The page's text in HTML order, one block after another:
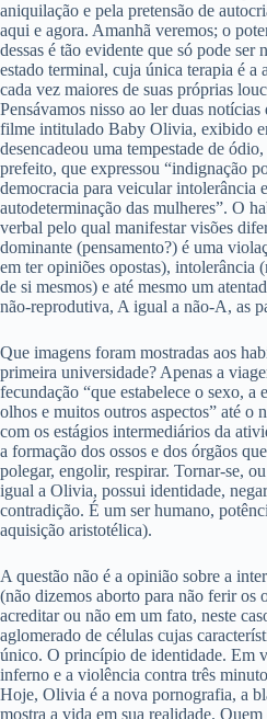
aniquilação e pela pretensão de
aqui e agora. Amanhã veremos; o
dessas é tão evidente que só pode
estado terminal, cuja única terapia é a
cada vez maiores de suas próprias
Pensávamos nisso ao ler duas
filme intitulado Baby Olivia, exibido
desencadeou uma tempestade de
prefeito, que expressou “indignação
democracia para veicular intolerância
autodeterminação das mulheres”. O
verbal pelo qual manifestar visões
dominante (pensamento?) é uma
em ter opiniões opostas), intolerância
de si mesmos) e até mesmo um
não-reprodutiva, A igual a não-A, as
Que imagens foram mostradas aos
primeira universidade? Apenas a
fecundação “que estabelece o sexo, a
olhos e muitos outros aspectos” até o
com os estágios intermediários da
a formação dos ossos e dos órgãos
polegar, engolir, respirar. Tornar-se,
igual a Olivia, possui identidade,
contradição. É um ser humano,
aquisição aristotélica).
A questão não é a opinião sobre a
(não dizemos aborto para não ferir os
acreditar ou não em um fato, neste
aglomerado de células cujas
único. O princípio de identidade. Em
inferno e a violência contra três
Hoje, Olivia é a nova pornografia, a
mostra a vida em sua realidade.